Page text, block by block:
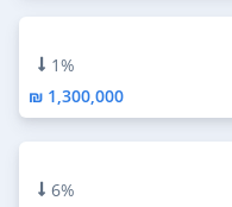
1%
1,300,000 ₪
6%